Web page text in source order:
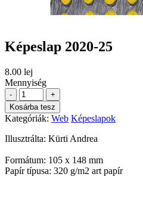
Képeslap 2020-25
8.00 lej
Mennyiség
-
+
Kosárba tesz
Kategóriák: Web Képeslapok
Illusztrálta: Kürti Andrea
Formátum: 105 x 148 mm
Papír típusa: 320 g/m2 art papír